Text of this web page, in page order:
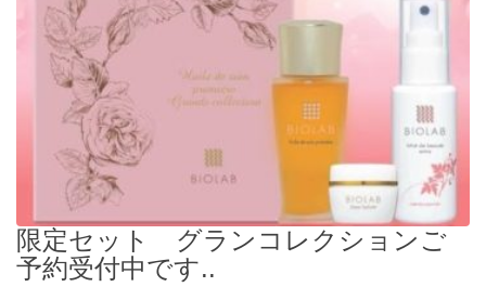
限定セット グランコレクションご
予約受付中です..